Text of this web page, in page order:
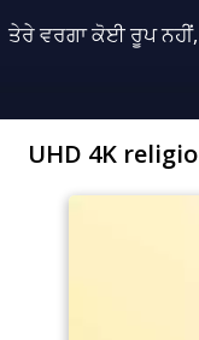
ਤੇਰੇ ਵਰਗਾ ਕੋਈ ਰੂਪ
UHD 4K